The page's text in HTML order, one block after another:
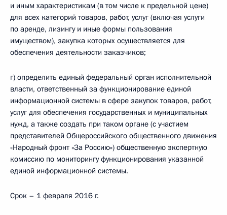
и иным характеристикам (в том числе к предельной цене)
для всех категорий товаров, работ, услуг (включая услуги
по аренде, лизингу и иные формы пользования
имуществом), закупка которых осуществляется для
обеспечения деятельности заказчиков;
г) определить единый федеральный орган исполнительной
власти, ответственный за функционирование единой
информационной системы в сфере закупок товаров, работ,
услуг для обеспечения государственных и муниципальных
нужд, а также создать при таком органе (с участием
представителей Общероссийского общественного движения
«Народный фронт «За Россию») общественную экспертную
комиссию по мониторингу функционирования указанной
единой информационной системы.
Срок – 1 февраля 2016 г.